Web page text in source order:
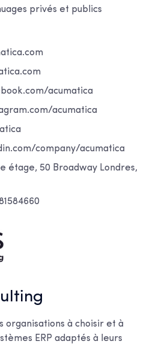
privés et publics
acumatica
acumatica
company/acumatica
étage, 50 Broadway Londres,
organisations à choisir et à
ERP adaptés à leurs